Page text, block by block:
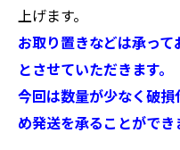
上げます。
お取り置きなどは承っ
とさせていただきます。
今回は数量が少なく破
め発送を承ることができ